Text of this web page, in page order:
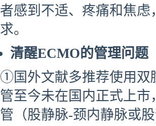
者感到不适、疼痛和焦
求。
清醒ECMO的管理问题
①国外文献多推荐使用双
管至今未在国内正式上
管（股静脉-颈内静脉或